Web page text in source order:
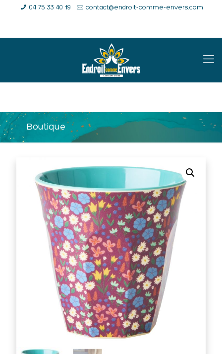
04 75 33 40 19 contact@endroit-comme-envers.com
Boutique